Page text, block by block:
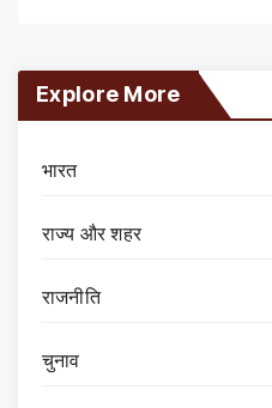
Explore More
भारत
राज्य और शहर
राजनीति
चुनाव